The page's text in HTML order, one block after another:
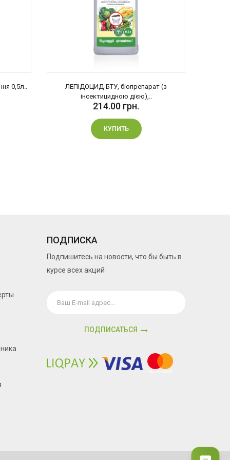
0,5л..
ЛЕПІДОЦИД-БТУ, біопрепарат (з
інсектицидною дією),..
214.00 грн.
КУПИТЬ
ПОДПИСКА
Подпишитесь на новости, что бы быть в
курсе всех акций
ПОДПИСАТЬСЯ